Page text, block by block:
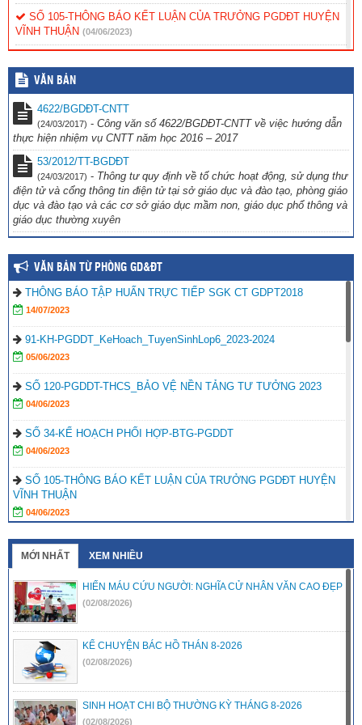
SỐ 105-THÔNG BÁO KẾT LUẬN CỦA TRƯỞNG PGDĐT HUYỆN
VĨNH THUẬN (04/06/2023)
THÔNG BÁO MỨC ĐÓNG BHYT HỌC SINH NĂM HỌC 2022-2023
Thông báo số 29 triệu tập lớp tập huấn TG, khoa giáo cơ sở năm
2022 (26/05/2022)
VĂN BẢN
4622/BGDĐT-CNTT
(24/03/2017) - Công văn số 4622/BGDĐT-CNTT về việc hướng dẫn
thực hiện nhiệm vụ CNTT năm học 2016 – 2017
53/2012/TT-BGDĐT
(24/03/2017) - Thông tư quy định về tổ chức hoạt động, sử dụng thư
điện tử và cổng thông tin điện tử tại sở giáo dục và đào tạo, phòng giáo
dục và đào tạo và các cơ sở giáo dục mầm non, giáo dục phổ thông và
giáo dục thường xuyên
VĂN BẢN TỪ PHÒNG GD&ĐT
THÔNG BÁO TẬP HUẤN TRỰC TIẾP SGK CT GDPT2018
14/07/2023
91-KH-PGDDT_KeHoach_TuyenSinhLop6_2023-2024
05/06/2023
SỐ 120-PGDDT-THCS_BẢO VỆ NỀN TẢNG TƯ TƯỞNG 2023
04/06/2023
SỐ 34-KẾ HOẠCH PHỐI HỢP-BTG-PGDDT
04/06/2023
SỐ 105-THÔNG BÁO KẾT LUẬN CỦA TRƯỞNG PGDĐT HUYỆN
VĨNH THUẬN
04/06/2023
CÁC BIỂU MẪU THI ĐUA 2022-2023 CHÍNH QUYỀN
04/06/2023
Kế hoạch số 106-PGDDT-GDTH&GDMN về việc kiểm tra chuyên đề
“Xây dựng trường học an toàn, phòng tránh tai nạn thương tích ở trẻ
em”, Trường sạch”
04/06/2023
Số 74-QD-PGDDT Ban hành Bộ tiêu chí đánh giá phong trào thi đua
chuyên đề “Đẩy mạnh công tác giáo dục…huyện Vĩnh Thuận”
MỚI NHẤT XEM NHIỀU
HIẾN MÁU CỨU NGƯỜI: NGHĨA CỬ NHÂN VĂN CAO ĐẸP
(02/08/2026)
KỂ CHUYỆN BÁC HỒ THÁN 8-2026
(02/08/2026)
SINH HOẠT CHI BỘ THƯỜNG KỲ THÁNG 8-2026
(02/08/2026)